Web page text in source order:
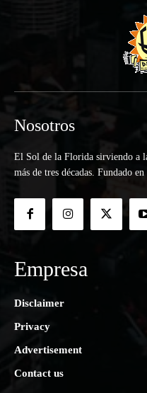
Nosotros
El Sol de la Florida sirviendo a
más de tres décadas. Fundado
Empresa
Disclaimer
Privacy
Advertisement
Contact us